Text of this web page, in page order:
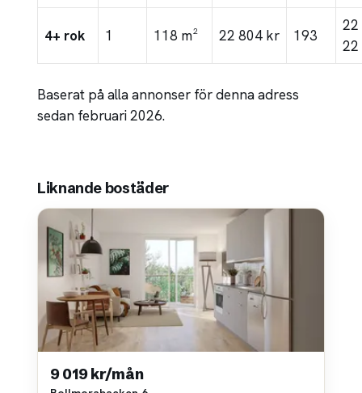
4+ rok 1 118 m² 22 804 kr 193
22
22
Baserat på alla annonser för denna adress
sedan februari 2026.
Liknande bostäder
9 019 kr/mån